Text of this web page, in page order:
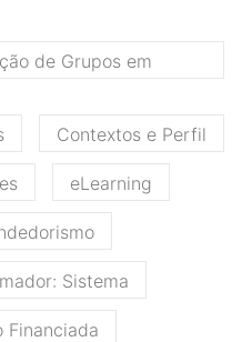
de Grupos em
Contextos e Perfil
eLearning
Sistema
Financiada